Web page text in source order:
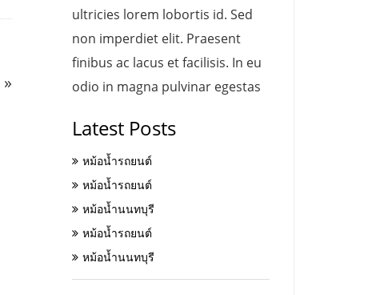
»
ultricies lorem lobortis id. Sed
non imperdiet elit. Praesent
finibus ac lacus et facilisis. In eu
odio in magna pulvinar egestas
Latest Posts
หม้อน้ำรถยนต์
หม้อน้ำรถยนต์
หม้อน้ำนนทบุรี
หม้อน้ำรถยนต์
หม้อน้ำนนทบุรี